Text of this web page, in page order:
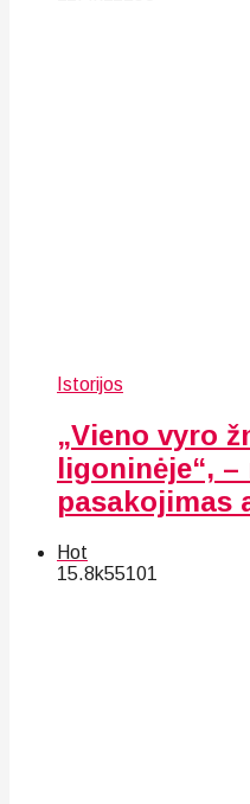
Istorijos
„Vieno vyro
ligoninėje“,
pasakojimas
Hot
15.8k55101